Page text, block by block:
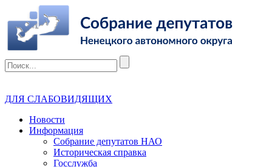
ДЛЯ СЛАБОВИДЯЩИХ
Новости
Информация
Собрание депутатов НАО
Историческая справка
Госслужба